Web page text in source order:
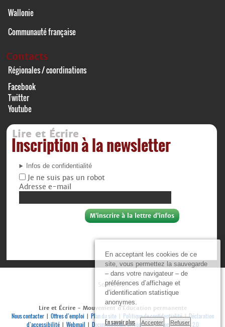
En acceptant les cookies de ce
site, vous permettez la sauvegarde
– dans votre navigateur – de
préférences d’affichage et
d’identification statistique
anonymes.
En savoir plus Accepter Refuser
Wallonie
Communauté française
Contacts
Régionales / coordinations
Facebook
Twitter
Youtube
Lire et Écrire
Inscription à la newsletter
Infos de confidentialité
Je ne suis pas un robot
Adresse e-mail
Soutiens :
Lire et Écrire - Mouvement d’Éducation permanente
Nous contacter| Offres d’emploi Plan du site| Politique de confidentialité|Déclaration
d’accessibilité| Webmail Documenthèque privée|Se connecter|RSS 2.0